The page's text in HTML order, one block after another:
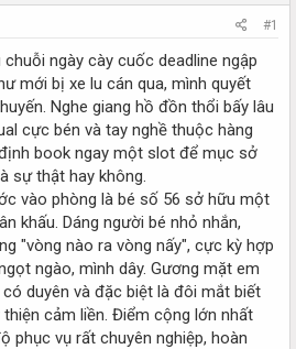
#1
ngày cày cuốc deadline ngập
mới bị xe lu cán qua, mình quyết
Nghe giang hồ đồn thổi bấy lâu
cực bén và tay nghề thuộc hàng
book ngay một slot để mục sở
sự thật hay không.
vào phòng là bé số 56 sở hữu một
khấu. Dáng người bé nhỏ nhắn,
"vòng nào ra vòng nấy", cực kỳ hợp
ngào, mình dây. Gương mặt em
duyên và đặc biệt là đôi mắt biết
cảm liền. Điểm cộng lớn nhất
phục vụ rất chuyên nghiệp, hoàn